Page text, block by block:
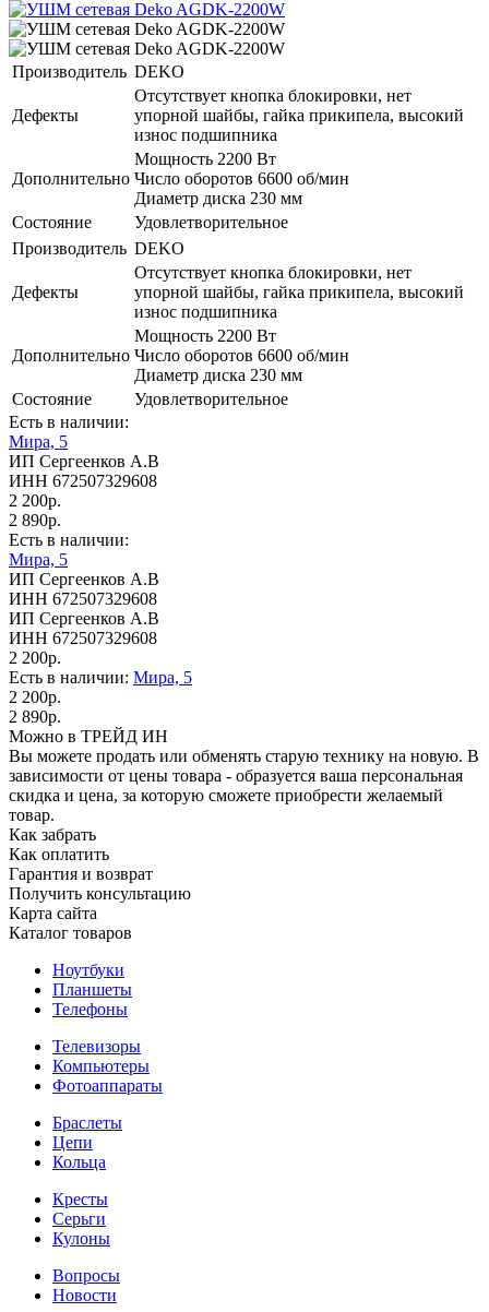
Производитель DEKO
Дефекты
Отсутствует кнопка блокировки, нет
упорной шайбы, гайка прикипела, высокий
износ подшипника
Дополнительно
Мощность 2200 Вт
Число оборотов 6600 об/мин
Диаметр диска 230 мм
Состояние
Удовлетворительное
Производитель DEKO
Дефекты
Отсутствует кнопка блокировки, нет
упорной шайбы, гайка прикипела, высокий
износ подшипника
Дополнительно
Мощность 2200 Вт
Число оборотов 6600 об/мин
Диаметр диска 230 мм
Состояние
Удовлетворительное
Есть в наличии:
Мира, 5
ИП Сергеенков А.В
ИНН 672507329608
2 200р.
2 890р.
Есть в наличии:
Мира, 5
ИП Сергеенков А.В
ИНН 672507329608
ИП Сергеенков А.В
ИНН 672507329608
2 200р.
Есть в наличии: Мира, 5
2 200р.
2 890р.
Можно в ТРЕЙД ИН
Вы можете продать или обменять старую технику на новую. В
зависимости от цены товара - образуется ваша персональная
скидка и цена, за которую сможете приобрести желаемый
товар.
Как забрать
Как оплатить
Гарантия и возврат
Получить консультацию
Карта сайта
Каталог товаров
Ноутбуки
Планшеты
Телефоны
Телевизоры
Компьютеры
Фотоаппараты
Браслеты
Цепи
Кольца
Кресты
Серьги
Кулоны
Вопросы
Новости